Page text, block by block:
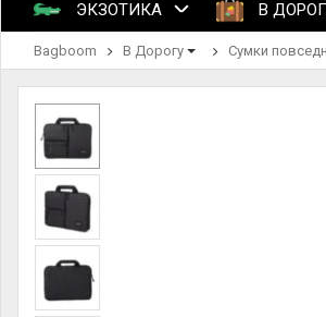
ЭКЗОТИКА В
Bagboom В Дорогу Сумки